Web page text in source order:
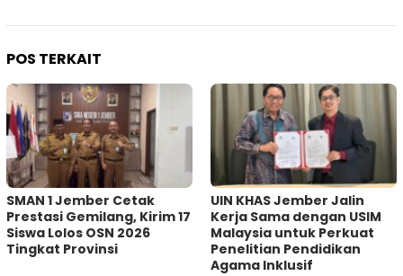
POS TERKAIT
SMAN 1 Jember Cetak
Prestasi Gemilang, Kirim 17
Siswa Lolos OSN 2026
Tingkat Provinsi
UIN KHAS Jember Jalin
Kerja Sama dengan USIM
Malaysia untuk Perkuat
Penelitian Pendidikan
Agama Inklusif